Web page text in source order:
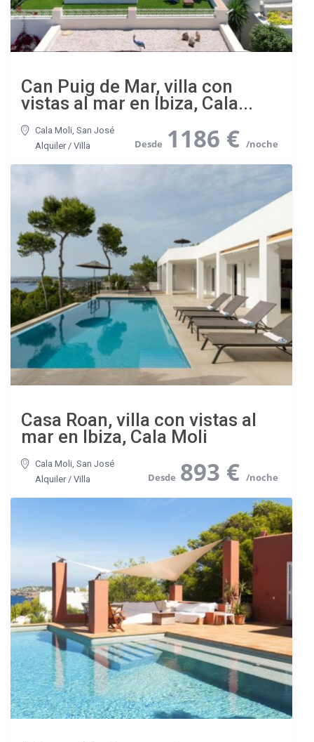
1186 €
Can Puig de Mar, villa con
vistas al mar en Ibiza, Cala...
Cala Moli ,San José
Alquiler/Villa
893 €
Casa Roan, villa con vistas al
mar en Ibiza, Cala Moli
Cala Moli ,San José
Alquiler/Villa